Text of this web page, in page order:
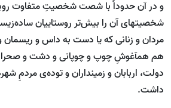
و در آن حدوداً با شصت شخصیتِ متفاوت
شخصیت‏های آن را بیش‌تر روستاییان
مردان و زنانی که یا دست به داس و ریسمان
هم هم‏آغوشِ چوپ و چوپانی و دشت و صحرا؛
دولت، اربابان و زمین‏داران و توده‌ی مردمِ
داشت.